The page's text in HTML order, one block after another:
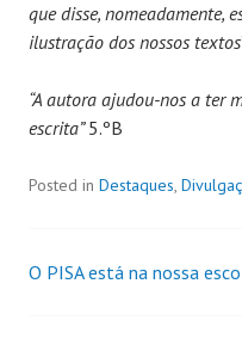
que disse, nomeadamente,
ilustração dos nossos textos
“A autora ajudou-nos a ter
escrita”5.ºB
Posted in Destaques,
O PISA está na nossa